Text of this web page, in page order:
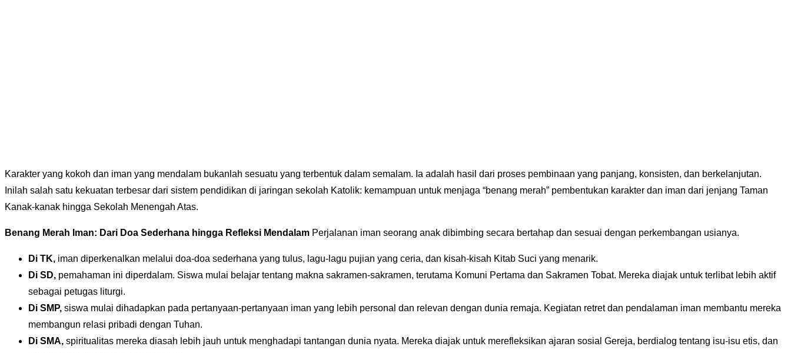
Karakter yang kokoh dan iman yang mendalam bukanlah sesuatu yang terbentuk dalam semalam. Ia adalah hasil dari proses pembinaan yang panjang, konsisten, dan berkelanjutan.
Inilah salah satu kekuatan terbesar dari sistem pendidikan di jaringan sekolah Katolik: kemampuan untuk menjaga “benang merah” pembentukan karakter dan iman dari jenjang Taman
Kanak-kanak hingga Sekolah Menengah Atas.
Benang Merah Iman: Dari Doa Sederhana hingga Refleksi Mendalam Perjalanan iman seorang anak dibimbing secara bertahap dan sesuai dengan perkembangan usianya.
Di TK, iman diperkenalkan melalui doa-doa sederhana yang tulus, lagu-lagu pujian yang ceria, dan kisah-kisah Kitab Suci yang menarik.
Di SD, pemahaman ini diperdalam. Siswa mulai belajar tentang makna sakramen-sakramen, terutama Komuni Pertama dan Sakramen Tobat. Mereka diajak untuk terlibat lebih aktif
sebagai petugas liturgi.
Di SMP, siswa mulai dihadapkan pada pertanyaan-pertanyaan iman yang lebih personal dan relevan dengan dunia remaja. Kegiatan retret dan pendalaman iman membantu mereka
membangun relasi pribadi dengan Tuhan.
Di SMA, spiritualitas mereka diasah lebih jauh untuk menghadapi tantangan dunia nyata. Mereka diajak untuk merefleksikan ajaran sosial Gereja, berdialog tentang isu-isu etis, dan